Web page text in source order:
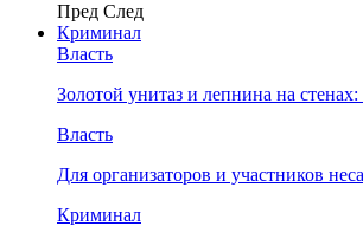
Пред След
Криминал
Власть
​Золотой унитаз и лепнина на
Власть
Для организаторов и участников
Криминал